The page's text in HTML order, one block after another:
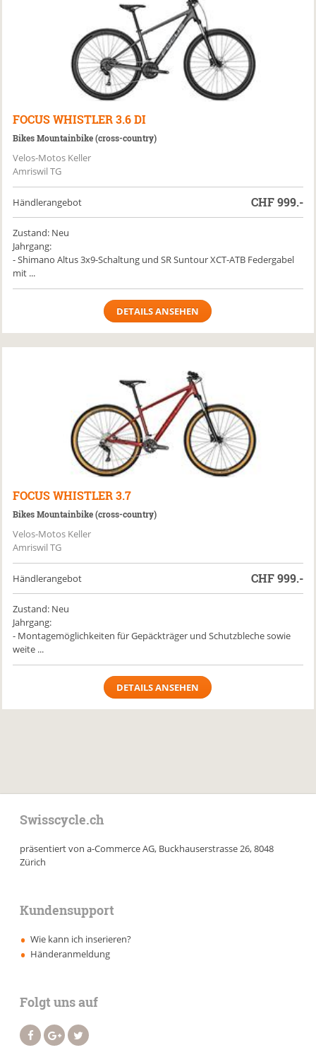
FOCUS WHISTLER 3.6 DI
Bikes Mountainbike (cross-country)
Velos-Motos Keller
Amriswil TG
Händlerangebot CHF999.-
Zustand: Neu
Jahrgang:
- Shimano Altus 3x9-Schaltung und SR Suntour XCT-ATB Federgabel
mit ...
DETAILS ANSEHEN
FOCUS WHISTLER 3.7
Bikes Mountainbike (cross-country)
Velos-Motos Keller
Amriswil TG
Händlerangebot CHF999.-
Zustand: Neu
Jahrgang:
- Montagemöglichkeiten für Gepäckträger und Schutzbleche sowie
weite ...
DETAILS ANSEHEN
Swisscycle.ch
präsentiert von a-Commerce AG, Buckhauserstrasse 26, 8048
Zürich
Kundensupport
Wie kann ich inserieren?
Händeranmeldung
Folgt uns auf